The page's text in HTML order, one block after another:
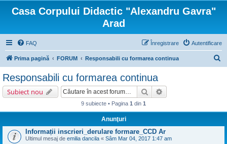
Casa Corpului Didactic "Alexandru Gavra"
Arad
FAQ Autentificare
Înregistrare
Prima pagină FORUM Responsabili cu formarea continua
Responsabili cu formarea continua
Subiect nou Căutare
9 subiecte • Pagina 1 din 1
Anunţuri
Informații inscrieri_derulare formare_CCD Ar
Ultimul mesaj de emilia dancila « Sâm Mar 04, 2017 1:47 am